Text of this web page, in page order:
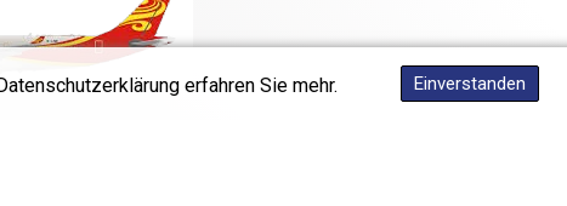
erfahren Sie mehr. Einverstanden